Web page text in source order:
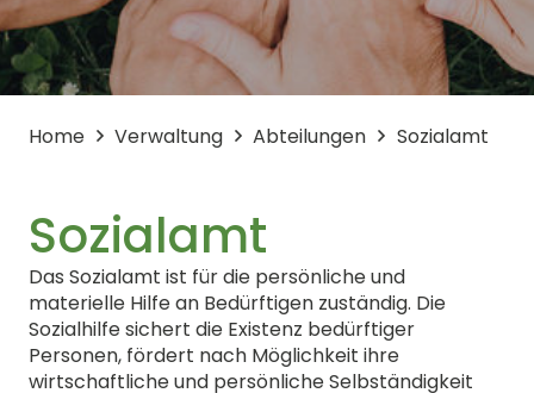
Home Verwaltung Abteilungen Sozialamt
Sozialamt
Das Sozialamt ist für die persönliche und
materielle Hilfe an Bedürftigen zuständig. Die
Sozialhilfe sichert die Existenz bedürftiger
Personen, fördert nach Möglichkeit ihre
wirtschaftliche und persönliche Selbständigkeit